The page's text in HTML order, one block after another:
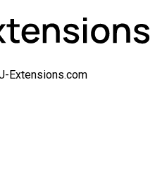
Extensions.com